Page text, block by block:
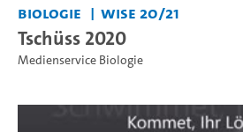
Biologie WiSe 20/21
Tschüss 2020
Medienservice Biologie